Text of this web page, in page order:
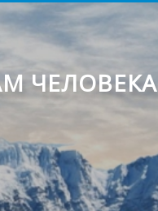
ЧЕЛОВЕКА